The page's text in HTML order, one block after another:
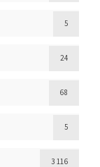
5
24
68
5
3 116